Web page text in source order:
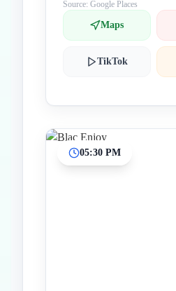
Source: Google Places
Maps
TikTok
05:30 PM